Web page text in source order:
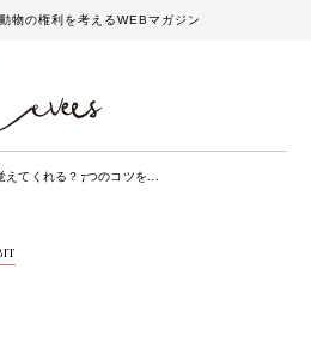
物の権利を考えるWEBマガジン
てくれる？7つのコツを...